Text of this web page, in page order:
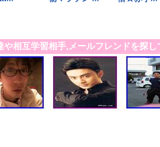
や相互学習相手,メールフレンドを探し